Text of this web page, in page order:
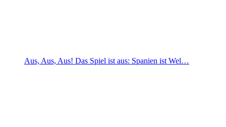
Aus, Aus, Aus! Das Spiel ist aus: Spanien ist Wel…